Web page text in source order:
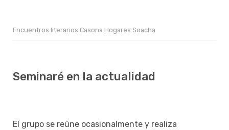
Encuentros literarios Casona Hogares Soacha
Seminaré en la actualidad
El grupo se reúne ocasionalmente y realiza